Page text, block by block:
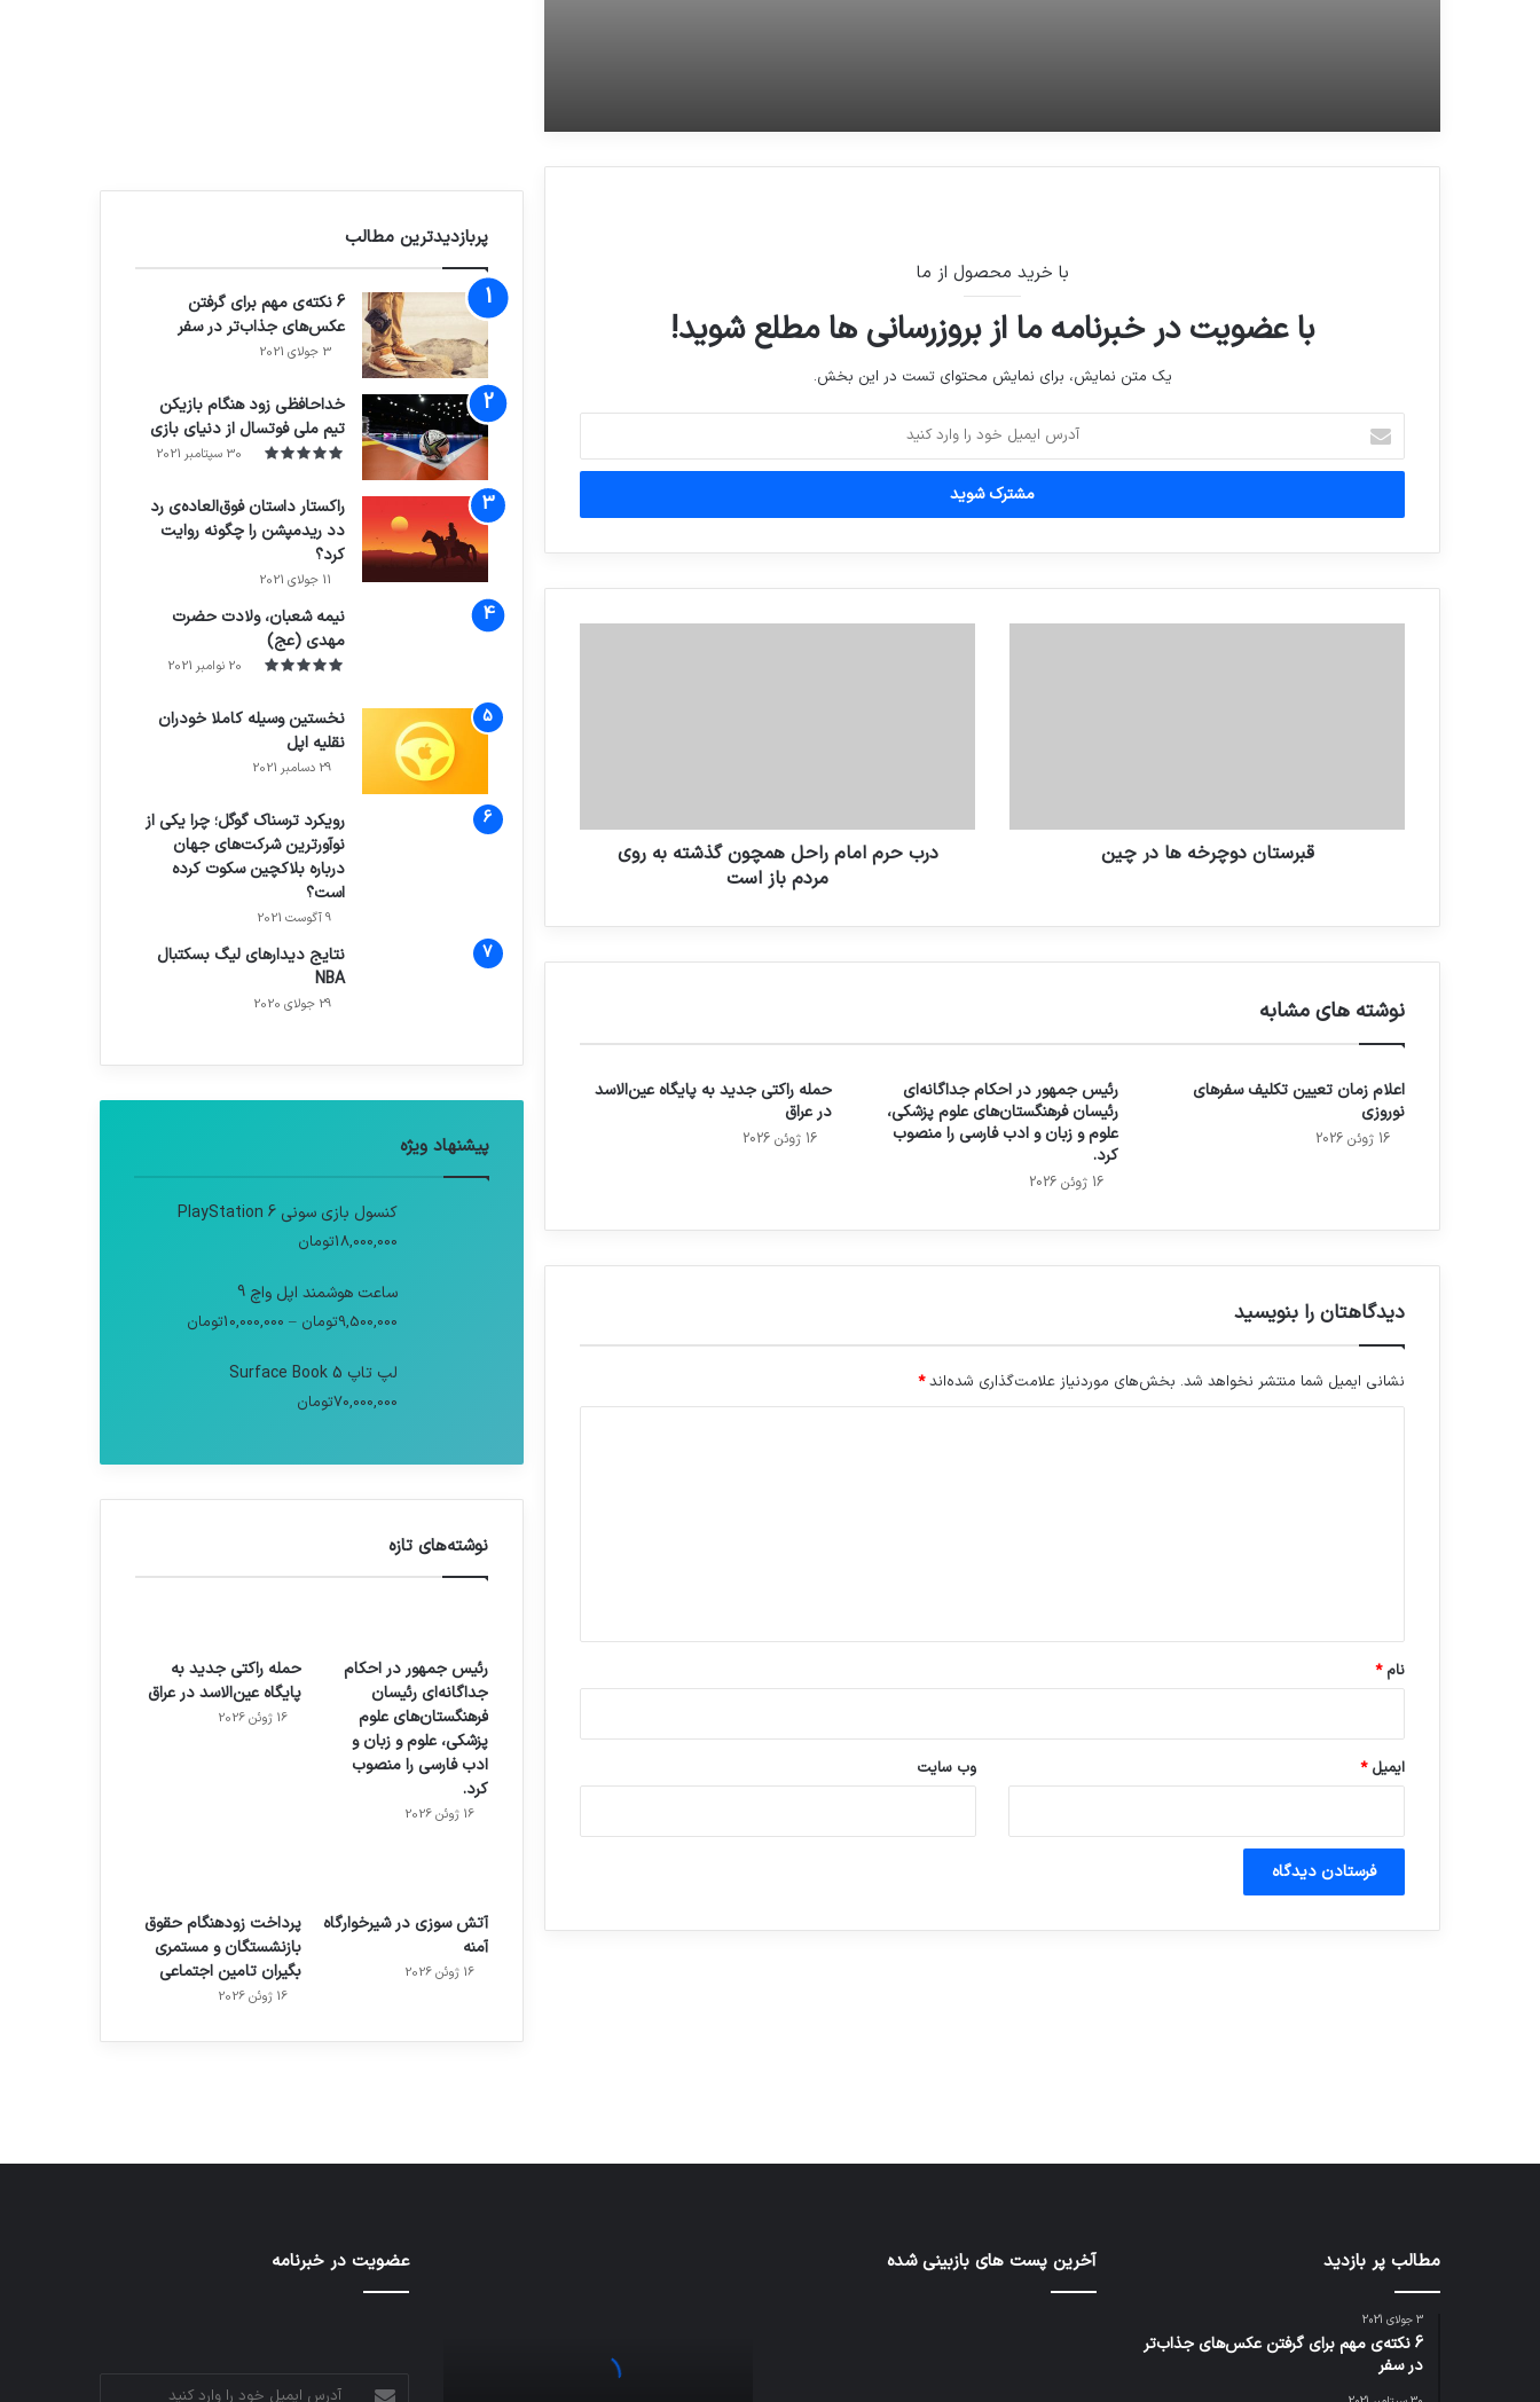
افزایش ۳۰۰ تومانی قیمت مرغ به دلیل
با خرید محصول از ما
با عضویت در خبرنامه ما از بروزرسانی ها مطلع شوید!
یک متن نمایش، برای نمایش محتوای تست در این بخش.
آدرس
ایمیل
خود
وارد
قبرستان دوچرخه ها در چین
درب حرم امام راحل همچون گذشته به روي
مردم باز است
نوشته های مشابه
اعلام زمان تعیین تکلیف سفرهای
نوروزی
16 ژوئن 2026
رئیس جمهور در احکام جداگانه‌ای
رئیسان فرهنگستان‌های علوم پزشکی،
علوم و زبان و ادب فارسی را منصوب
کرد.
16 ژوئن 2026
حمله راکتی جدید به پایگاه عین‌الاسد
در عراق
16 ژوئن 2026
دیدگاهتان را بنویسید
نشانی ایمیل شما منتشر نخواهد شد. بخش‌های موردنیاز علامت‌گذاری شده‌اند*
نام*
ایمیل* وب‌ سایت
پربازدیدترین مطالب
71%
6 نکته‌ی مهم برای گرفتن
عکس‌های جذاب‌تر در سفر
3 جولای 2021
خداحافظی زود هنگام بازیکن
تیم ملی فوتسال از دنیای بازی
30 سپتامبر 2021
راکستار داستان فوق‌العاده‌ی رد
دد ریدمپشن را چگونه روایت
کرد؟
11 جولای 2021
نیمه شعبان، ولادت حضرت
مهدی (عج)
20 نوامبر 2021
نخستین وسیله کاملا خودران
نقلیه اپل
29 دسامبر 2021
رویکرد ترسناک گوگل؛ چرا یکی از
نوآورترین شرکت‌های جهان
درباره بلاکچین سکوت کرده
است؟
9 آگوست 2021
نتایج دیدار‌های لیگ بسکتبال
NBA
29 جولای 2020
پیشنهاد ویژه
کنسول بازی سونی PlayStation 6
18,000,000تومان
ساعت هوشمند اپل واچ 9
9,500,000تومان –
10,000,000تومان
لپ تاپ Surface Book 5
70,000,000تومان
نوشته‌های تازه
رئیس جمهور در احکام
جداگانه‌ای رئیسان
فرهنگستان‌های علوم
پزشکی، علوم و زبان و
ادب فارسی را منصوب
کرد.
16 ژوئن 2026
حمله راکتی جدید به
پایگاه عین‌الاسد در عراق
16 ژوئن 2026
آتش سوزی در شیرخوارگاه
آمنه
16 ژوئن 2026
پرداخت زودهنگام حقوق
بازنشستگان و مستمری
بگیران تامین اجتماعی
16 ژوئن 2026
هدفون های 2023
مطالب پر بازدید
3 جولای 2021
6 نکته‌ی مهم برای گرفتن عکس‌های جذاب‌تر
در سفر
آخرین پست های بازبینی شده عضویت در خبرنامه
آدرس